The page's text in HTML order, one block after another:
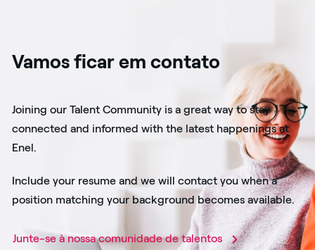
Vamos ficar em contato
Joining our Talent Community is a great way to stay
connected and informed with the latest happenings at
Enel.
Include your resume and we will contact you when a
position matching your background becomes available.
Junte-se à nossa comunidade de talentos